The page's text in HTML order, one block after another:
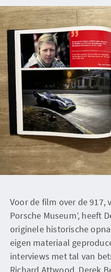
Voor de film over de 917,
Porsche Museum’, heeft
originele historische
eigen materiaal
interviews met tal van